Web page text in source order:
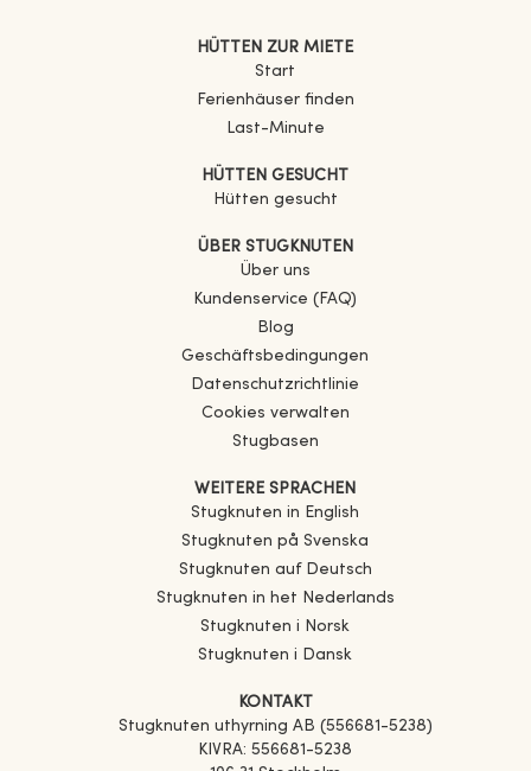
HÜTTEN ZUR MIETE
Start
Ferienhäuser finden
Last-Minute
HÜTTEN GESUCHT
Hütten gesucht
ÜBER STUGKNUTEN
Über uns
Kundenservice (FAQ)
Blog
Geschäftsbedingungen
Datenschutzrichtlinie
Cookies verwalten
Stugbasen
WEITERE SPRACHEN
Stugknuten in English
Stugknuten på Svenska
Stugknuten auf Deutsch
Stugknuten in het Nederlands
Stugknuten i Norsk
Stugknuten i Dansk
KONTAKT
Stugknuten uthyrning AB (556681-5238)
KIVRA: 556681-5238